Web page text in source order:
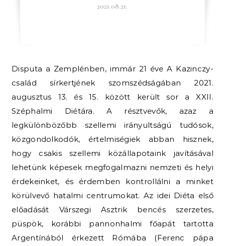
2021.08.21.
Disputa a Zemplénben, immár 21 éve A Kazinczy-
család sírkertjének szomszédságában 2021.
augusztus 13. és 15. között került sor a XXII.
Széphalmi Diétára. A résztvevők, azaz a
legkülönbözőbb szellemi irányultságú tudósok,
közgondolkodók, értelmiségiek abban hisznek,
hogy csakis szellemi közállapotaink javításával
lehetünk képesek megfogalmazni nemzeti és helyi
érdekeinket, és érdemben kontrollálni a minket
körülvevő hatalmi centrumokat. Az idei Diéta első
előadását Várszegi Asztrik bencés szerzetes,
püspök, korábbi pannonhalmi főapát tartotta
Argentínából érkezett Rómába (Ferenc pápa